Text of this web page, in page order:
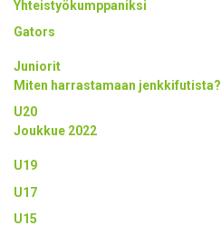
Yhteistyökumppaniksi
Gators
Juniorit
Miten harrastamaan jenkkifutista?
U20
Joukkue 2022
U19
U17
U15